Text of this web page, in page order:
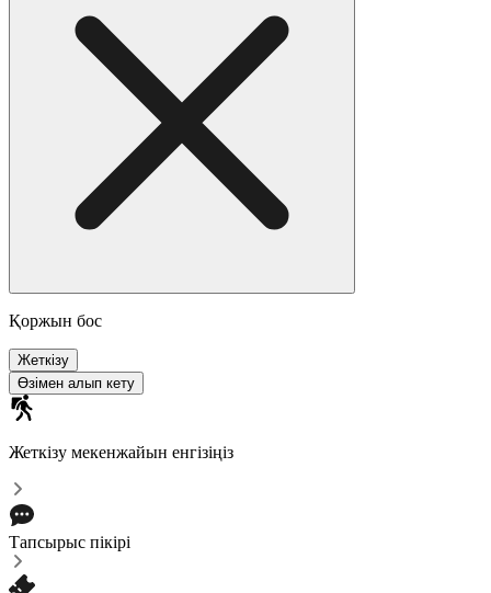
Қоржын бос
Жеткізу
Өзімен алып кету
Жеткізу мекенжайын енгізіңіз
Тапсырыс пікірі